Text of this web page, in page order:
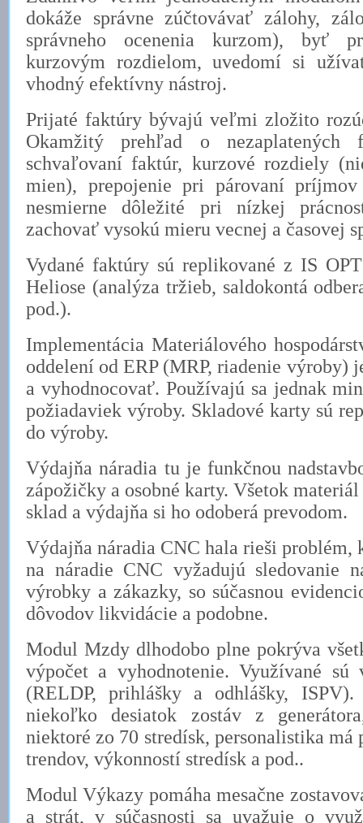
dokáže správne zúčtovávať zálohy,
správneho ocenenia kurzom), byť
kurzovým rozdielom, uvedomí si
vhodný efektívny nástroj.
Prijaté faktúry bývajú veľmi zložito
Okamžitý prehľad o nezaplatených
schvaľovaní faktúr, kurzové rozdiely
mien), prepojenie pri párovaní
nesmierne dôležité pri nízkej
zachovať vysokú mieru vecnej a časovej
Vydané faktúry sú replikované z IS
Heliose (analýza tržieb, saldokontá
pod.).
Implementácia Materiálového
oddelení od ERP (MRP, riadenie výroby)
a vyhodnocovať. Používajú sa jednak
požiadaviek výroby. Skladové karty sú
do výroby.
Výdajňa náradia tu je funkčnou
zápožičky a osobné karty. Všetok
sklad a výdajňa si ho odoberá prevodom.
Výdajňa náradia CNC hala rieši
na náradie CNC vyžadujú sledovanie
výrobky a zákazky, so súčasnou
dôvodov likvidácie a podobne.
Modul Mzdy dlhodobo plne pokrýva
výpočet a vyhodnotenie. Využívané sú
(RELDP, prihlášky a odhlášky,
niekoľko desiatok zostáv z
niektoré zo 70 stredísk, personalistika
trendov, výkonností stredísk a pod..
Modul Výkazy pomáha mesačne
a strát, v súčasnosti sa uvažuje o